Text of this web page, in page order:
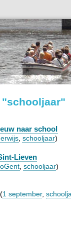
"schooljaar"
naar school
schooljaar)
Lieven
schooljaar)
1 september,